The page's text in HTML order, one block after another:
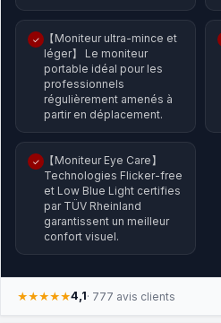
✓
【Moniteur ultra-mince et
léger】 Le moniteur
portable idéal pour les
professionnels
régulièrement amenés à
partir en déplacement.
✓
【Moniteur Eye Care】
Technologies Flicker-free
et Low Blue Light certifies
par TÜV Rheinland
garantissent un meilleur
confort visuel.
★★★★★4,1· 777 avis clients